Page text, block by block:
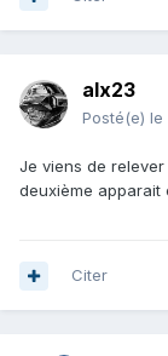
alx23
Posté(e) le
Je viens de
deuxième apparait
Citer